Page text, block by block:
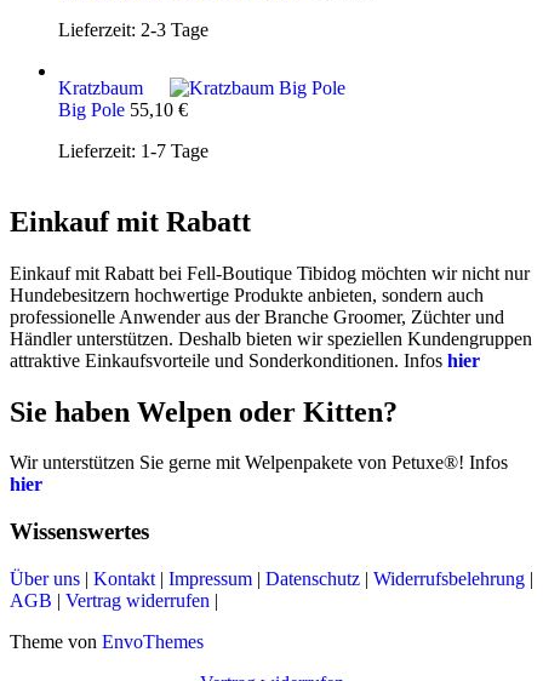
Lieferzeit: 2-3 Tage
Kratzbaum
Big Pole 55,10 €
Lieferzeit: 1-7 Tage
Einkauf mit Rabatt
Einkauf mit Rabatt bei Fell-Boutique Tibidog möchten wir nicht nur
Hundebesitzern hochwertige Produkte anbieten, sondern auch
professionelle Anwender aus der Branche Groomer, Züchter und
Händler unterstützen. Deshalb bieten wir speziellen Kundengruppen
attraktive Einkaufsvorteile und Sonderkonditionen. Infos hier
Sie haben Welpen oder Kitten?
Wir unterstützen Sie gerne mit Welpenpakete von Petuxe®! Infos
hier
Wissenswertes
Über uns | Kontakt | Impressum | Datenschutz | Widerrufsbelehrung |
AGB | Vertrag widerrufen |
Theme von EnvoThemes